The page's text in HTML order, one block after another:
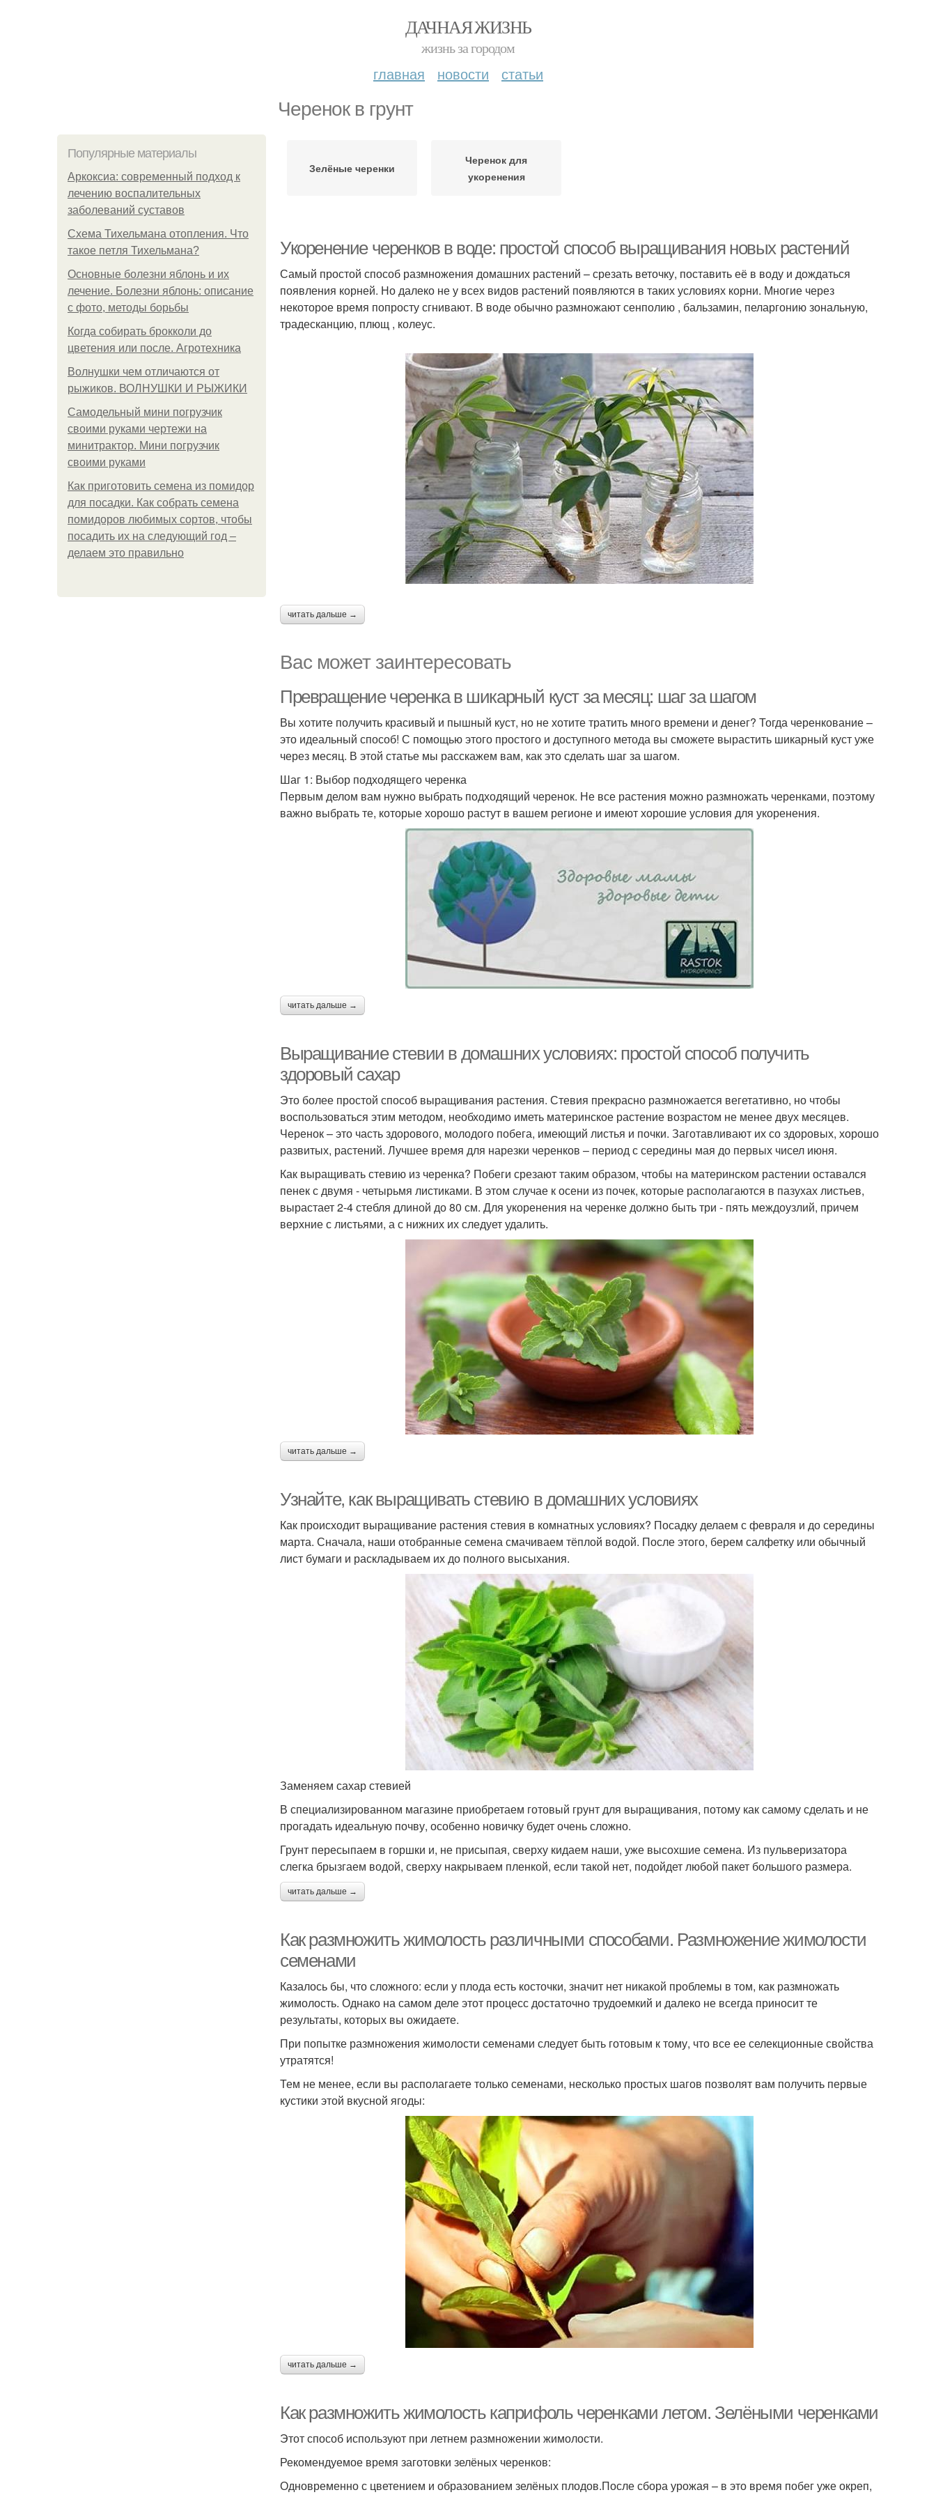
ДАЧНАЯ ЖИЗНЬ
жизнь за городом
главная новости статьи
Черенок в грунт
Популярные материалы
Аркоксиа: современный подход к
лечению воспалительных
заболеваний суставов
Схема Тихельмана отопления. Что
такое петля Тихельмана?
Основные болезни яблонь и их
лечение. Болезни яблонь: описание
с фото, методы борьбы
Когда собирать брокколи до
цветения или после. Агротехника
Волнушки чем отличаются от
рыжиков. ВОЛНУШКИ И РЫЖИКИ
Самодельный мини погрузчик
своими руками чертежи на
минитрактор. Мини погрузчик
своими руками
Как приготовить семена из помидор
для посадки. Как собрать семена
помидоров любимых сортов, чтобы
посадить их на следующий год –
делаем это правильно
Зелёные черенки
Черенок для
укоренения
Укоренение черенков в воде: простой способ выращивания новых растений
Самый простой способ размножения домашних растений – срезать веточку, поставить её в воду и дождаться
появления корней. Но далеко не у всех видов растений появляются в таких условиях корни. Многие через
некоторое время попросту сгнивают. В воде обычно размножают сенполию , бальзамин, пеларгонию зональную,
традесканцию, плющ , колеус.
читать дальше →
Вас может заинтересовать
Превращение черенка в шикарный куст за месяц: шаг за шагом
Вы хотите получить красивый и пышный куст, но не хотите тратить много времени и денег? Тогда черенкование –
это идеальный способ! С помощью этого простого и доступного метода вы сможете вырастить шикарный куст уже
через месяц. В этой статье мы расскажем вам, как это сделать шаг за шагом.
Шаг 1: Выбор подходящего черенка
Первым делом вам нужно выбрать подходящий черенок. Не все растения можно размножать черенками, поэтому
важно выбрать те, которые хорошо растут в вашем регионе и имеют хорошие условия для укоренения.
читать дальше →
Выращивание стевии в домашних условиях: простой способ получить
здоровый сахар
Это более простой способ выращивания растения. Стевия прекрасно размножается вегетативно, но чтобы
воспользоваться этим методом, необходимо иметь материнское растение возрастом не менее двух месяцев.
Черенок – это часть здорового, молодого побега, имеющий листья и почки. Заготавливают их со здоровых, хорошо
развитых, растений. Лучшее время для нарезки черенков – период с середины мая до первых чисел июня.
Как выращивать стевию из черенка? Побеги срезают таким образом, чтобы на материнском растении оставался
пенек с двумя - четырьмя листиками. В этом случае к осени из почек, которые располагаются в пазухах листьев,
вырастает 2-4 стебля длиной до 80 см. Для укоренения на черенке должно быть три - пять междоузлий, причем
верхние с листьями, а с нижних их следует удалить.
читать дальше →
Узнайте, как выращивать стевию в домашних условиях
Как происходит выращивание растения стевия в комнатных условиях? Посадку делаем с февраля и до середины
марта. Сначала, наши отобранные семена смачиваем тёплой водой. После этого, берем салфетку или обычный
лист бумаги и раскладываем их до полного высыхания.
Заменяем сахар стевией
В специализированном магазине приобретаем готовый грунт для выращивания, потому как самому сделать и не
прогадать идеальную почву, особенно новичку будет очень сложно.
Грунт пересыпаем в горшки и, не присыпая, сверху кидаем наши, уже высохшие семена. Из пульверизатора
слегка брызгаем водой, сверху накрываем пленкой, если такой нет, подойдет любой пакет большого размера.
читать дальше →
Как размножить жимолость различными способами. Размножение жимолости
семенами
Казалось бы, что сложного: если у плода есть косточки, значит нет никакой проблемы в том, как размножать
жимолость. Однако на самом деле этот процесс достаточно трудоемкий и далеко не всегда приносит те
результаты, которых вы ожидаете.
При попытке размножения жимолости семенами следует быть готовым к тому, что все ее селекционные свойства
утратятся!
Тем не менее, если вы располагаете только семенами, несколько простых шагов позволят вам получить первые
кустики этой вкусной ягоды:
читать дальше →
Как размножить жимолость каприфоль черенками летом. Зелёными черенками
Этот способ используют при летнем размножении жимолости.
Рекомендуемое время заготовки зелёных черенков:
Одновременно с цветением и образованием зелёных плодов.После сбора урожая – в это время побег уже окреп,